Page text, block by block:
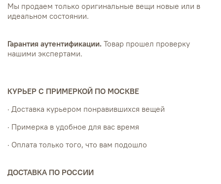
Мы продаем только оригинальные вещи новые или в
идеальном состоянии.
Гарантия аутентификации. Товар прошел проверку
нашими экспертами.
КУРЬЕР С ПРИМЕРКОЙ ПО МОСКВЕ
· Доставка курьером понравившихся вещей
· Примерка в удобное для вас время
· Оплата только того, что вам подошло
ДОСТАВКА ПО РОССИИ